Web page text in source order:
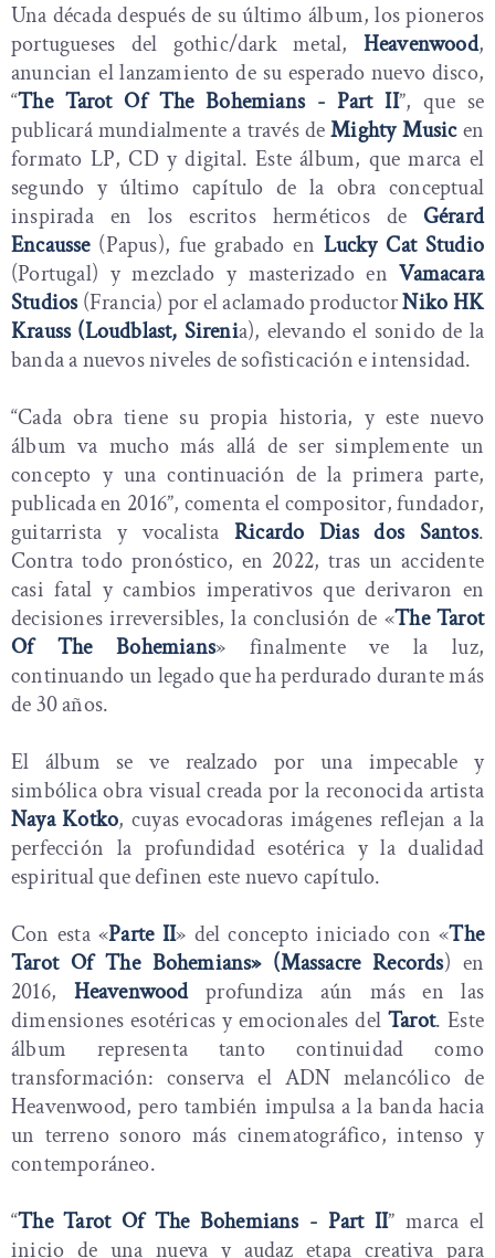
Una década después de su último álbum, los pioneros
portugueses del gothic/dark metal, Heavenwood,
anuncian el lanzamiento de su esperado nuevo disco,
“The Tarot Of The Bohemians - Part II”, que se
publicará mundialmente a través deMighty Musicen
formato LP, CD y digital. Este álbum, que marca el
segundo y último capítulo de la obra conceptual
inspirada en los escritos herméticos de Gérard
Encausse(Papus), fue grabado en Lucky Cat Studio
(Portugal) y mezclado y masterizado enVamacara
Studios(Francia) por el aclamado productorNiko HK
Krauss (Loudblast, Sirenia), elevando el sonido de la
banda a nuevos niveles de sofisticación e intensidad.
“Cada obra tiene su propia historia, y este nuevo
álbum va mucho más allá de ser simplemente un
concepto y una continuación de la primera parte,
publicada en 2016”, comenta el compositor, fundador,
guitarrista y vocalista Ricardo Dias dos Santos.
Contra todo pronóstico, en 2022, tras un accidente
casi fatal y cambios imperativos que derivaron en
decisiones irreversibles, la conclusión de «The Tarot
Of The Bohemians» finalmente ve la luz,
continuando un legado que ha perdurado durante más
de 30 años.
El álbum se ve realzado por una impecable y
simbólica obra visual creada por la reconocida artista
Naya Kotko, cuyas evocadoras imágenes reflejan a la
perfección la profundidad esotérica y la dualidad
espiritual que definen este nuevo capítulo.
Con esta «Parte II» del concepto iniciado con «The
Tarot Of The Bohemians» (Massacre Records) en
2016, Heavenwoodprofundiza aún más en las
dimensiones esotéricas y emocionales delTarot. Este
álbum representa tanto continuidad como
transformación: conserva el ADN melancólico de
Heavenwood, pero también impulsa a la banda hacia
un terreno sonoro más cinematográfico, intenso y
contemporáneo.
“The Tarot Of The Bohemians - Part II” marca el
inicio de una nueva y audaz etapa creativa para